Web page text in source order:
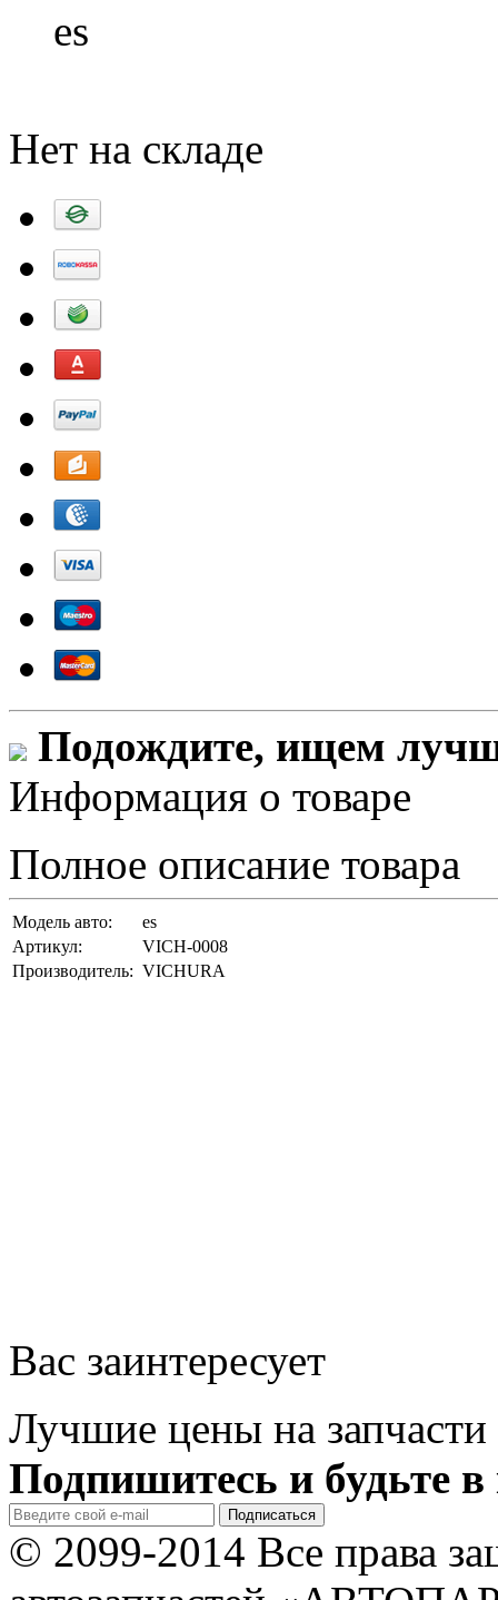
es
Нет на складе
Подождите, ищем
Информация о товаре
Полное описание товара
Модель авто:
es
Артикул:
VICH-0008
Производитель: VICHURA
Вас заинтересует
Лучшие цены на запчасти
Подпишитесь и будьте в
© 2099-2014 Все права